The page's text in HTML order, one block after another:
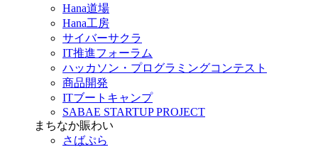
Hana道場
Hana工房
サイバーサクラ
IT推進フォーラム
ハッカソン・プログラミングコンテスト
商品開発
ITブートキャンプ
SABAE STARTUP PROJECT
まちなか賑わい
さばぷら